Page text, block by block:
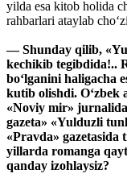
yilda esa kitob holida
rahbarlari ataylab
— Shunday qilib,
kechikib tegibdida!..
bo‘lganini haligacha
kutib olishdi. O‘zbek
«Noviy mir»
gazeta» «Yulduzli
«Pravda»
yillarda romanga
qanday izohlaysiz?